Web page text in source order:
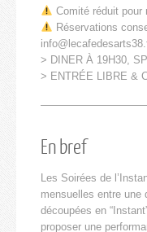
Comité réduit pour
Réservations
> DINER À 19H30,
> ENTRÉE LIBRE &
En bref
Les Soirées de
mensuelles entre une
découpées en
proposer une